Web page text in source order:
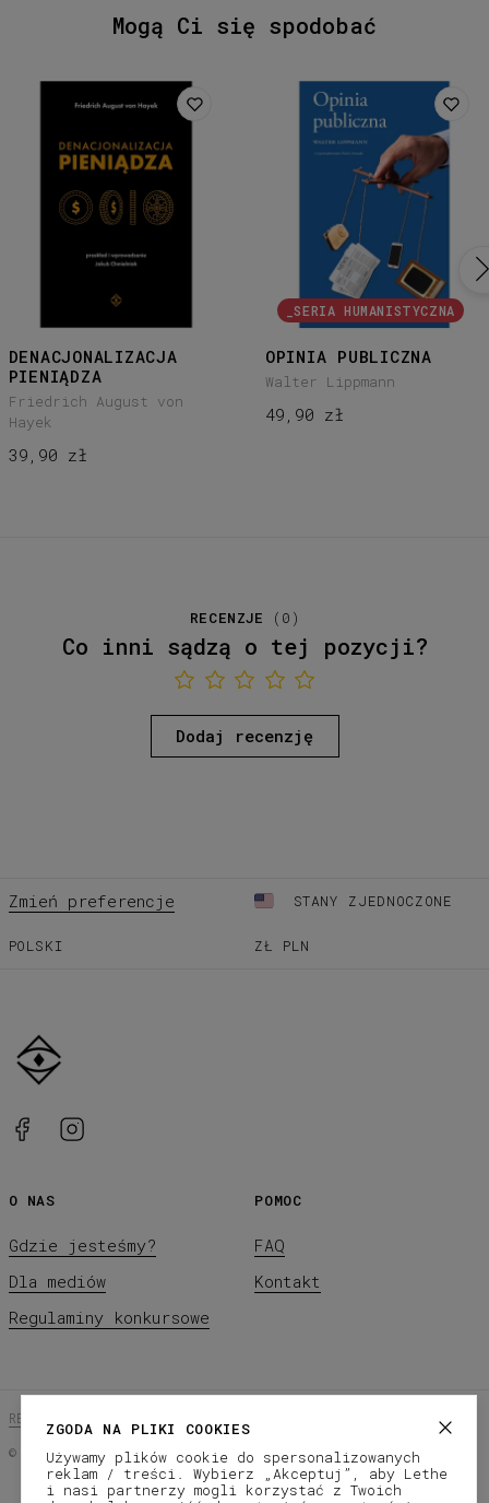
Mogą Ci się spodobać
DENACJONALIZACJA
PIENIĄDZA
Friedrich August von
Hayek
39,90 zł
_SERIA HUMANISTYCZNA
OPINIA PUBLICZNA
Walter Lippmann
49,90 zł
RECENZJE ( 0 )
Co inni sądzą o tej pozycji?
Dodaj recenzję
Zmień preferencje STANY ZJEDNOCZONE
POLSKI ZŁ PLN
O NAS
Gdzie jesteśmy?
Dla mediów
Regulaminy konkursowe
POMOC
FAQ
Kontakt
REGULAMIN SKLEPU
©
2026 LETHE Co.
ZGODA NA PLIKI COOKIES
Używamy plików cookie do spersonalizowanych
reklam / treści. Wybierz „Akceptuj”, aby Lethe
i nasi partnerzy mogli korzystać z Twoich
Subscribe to our newsletter